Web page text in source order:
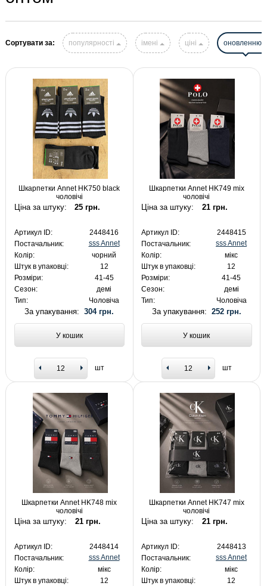
Сортувати за: популярності імені ціні оновленню
Шкарпетки Annet HK750 black
чоловічі
Ціна за штуку: 25 грн.
Артикул ID:
2448416
Постачальник:
sss Annet
Колір:
чорний
Штук в упаковці:
12
Розміри:
41-45
Сезон:
демі
Тип:
Чоловіча
За упакування:304 грн.
У кошик
шт
Шкарпетки Annet HK749 mix
чоловічі
Ціна за штуку: 21 грн.
Артикул ID:
2448415
Постачальник:
sss Annet
Колір:
мікс
Штук в упаковці:
12
Розміри:
41-45
Сезон:
демі
Тип:
Чоловіча
За упакування: 252 грн.
У кошик
шт
Шкарпетки Annet HK748 mix
чоловічі
Ціна за штуку: 21 грн.
Артикул ID:
2448414
Постачальник:
sss Annet
Колір:
мікс
Штук в упаковці:
12
Шкарпетки Annet HK747 mix
чоловічі
Ціна за штуку: 21 грн.
Артикул ID:
2448413
Постачальник:
sss Annet
Колір:
мікс
Штук в упаковці:
12